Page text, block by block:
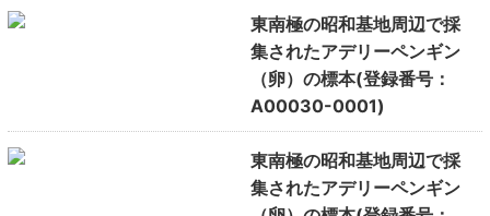
東南極の昭和基地周辺で採
集されたアデリーペンギン
（卵）の標本(登録番号：
A00030-0001)
東南極の昭和基地周辺で採
集されたアデリーペンギン